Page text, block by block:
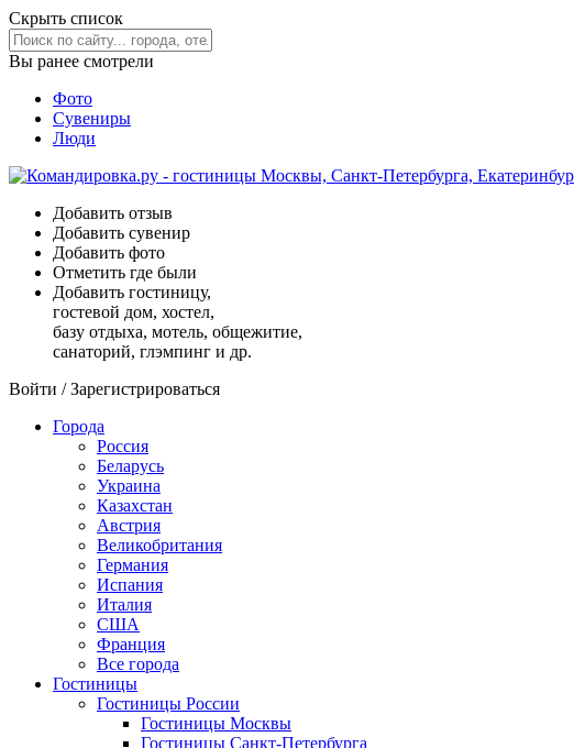
Скрыть список
Вы ранее смотрели
Фото
Сувениры
Люди
Добавить отзыв
Добавить сувенир
Добавить фото
Отметить где были
Добавить гостиницу,
гостевой дом, хостел,
базу отдыха, мотель, общежитие,
санаторий, глэмпинг и др.
Войти /Зарегистрироваться
Города
Россия
Беларусь
Украина
Казахстан
Австрия
Великобритания
Германия
Испания
Италия
США
Франция
Все города
Гостиницы
Гостиницы России
Гостиницы Mосквы
Гостиницы Санкт-Петербурга